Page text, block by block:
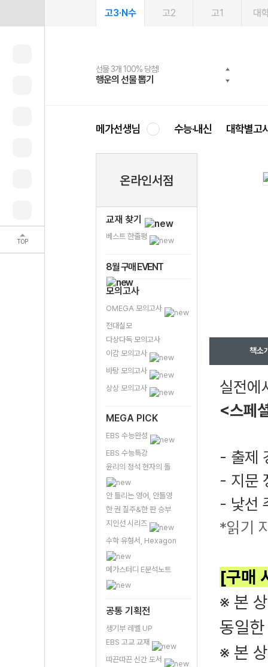
TOP
고3·N수 고2 고1 대
선물 3개 100% 당첨!
행운의 선물 뽑기
선물 100% 증정!
메가스터디 X 올리브
여름방학 스터디 캐시백
메가런 썸머스쿨
2027 러셀 단과
강사 공개선발
스마트러닝앱
설문 EVENT
메가패스
3일 무료 체험권
메가패스 수강생 무료혜택!
메가클럽 멤버십
사회공헌 캠페인
희망이룸 메가나눔
메가선생님 수능·내신 대학별고
온라인서점
교재 찾기
베스트 한줄평
8월 구매 EVENT
모의고사
OMEGA 모의고사
전대실모
다상다독 모의고사
이감 모의고사
바탕 모의고사
상상 모의고사
MEGA PICK
EBS 수능완성
EBS 수능특강
윤리의 정석 현자의 돌
안 틀리는 영어, 안틀영
한 권 질주&한 판 승부
지인선 시리즈
수학 유형서, Hexagon
메가스터디 E분석노트
공통 기획전
생기부 레벨 UP
EBS 고교 교재
따끈따끈 신간 도서
책소
실전에
<스페
- 출제
- 지문
- 낯선
*읽기
[구매
※ 본
동일
※ 본